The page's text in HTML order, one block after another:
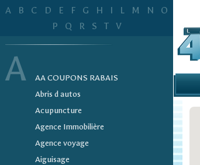
A B C D E F G H I L M N
O
P
Q R S T V
A
AA COUPONS RABAIS
Abris d autos
Acupuncture
Agence Immobilière
Agence voyage
Aiguisage